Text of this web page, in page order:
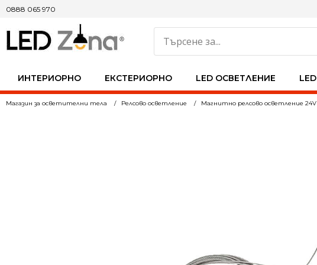
ИНТЕРИОРНО ЕКСТЕРИОРНО LED ОСВЕТЛЕНИЕ
0888 065 970
Магазин за осветителни тела Релсово осветление Магнитно релсово осветление 24V